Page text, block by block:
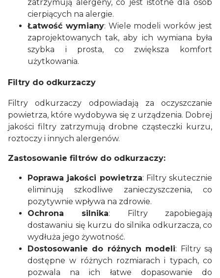
zatrzymują alergeny, co jest istotne dla osób
cierpiących na alergie.
Łatwość wymiany: Wiele modeli worków jest
zaprojektowanych tak, aby ich wymiana była
szybka i prosta, co zwiększa komfort
użytkowania.
Filtry do odkurzaczy
Filtry odkurzaczy odpowiadają za oczyszczanie
powietrza, które wydobywa się z urządzenia. Dobrej
jakości filtry zatrzymują drobne cząsteczki kurzu,
roztoczy i innych alergenów.
Zastosowanie filtrów do odkurzaczy:
Poprawa jakości powietrza: Filtry skutecznie
eliminują szkodliwe zanieczyszczenia, co
pozytywnie wpływa na zdrowie.
Ochrona silnika: Filtry zapobiegają
dostawaniu się kurzu do silnika odkurzacza, co
wydłuża jego żywotność.
Dostosowanie do różnych modeli: Filtry są
dostępne w różnych rozmiarach i typach, co
pozwala na ich łatwe dopasowanie do